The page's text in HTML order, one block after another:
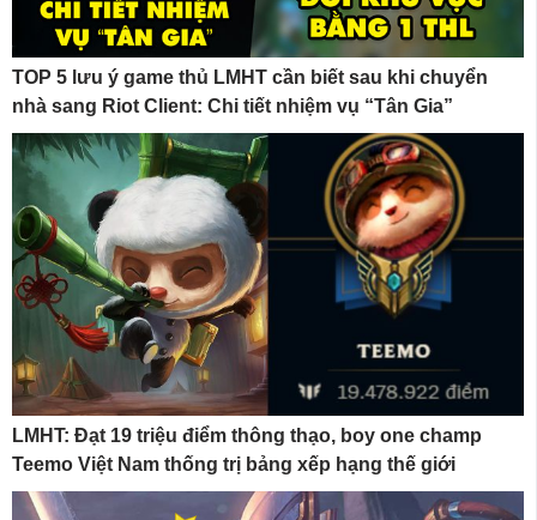
TOP 5 lưu ý game thủ LMHT cần biết sau khi chuyển
nhà sang Riot Client: Chi tiết nhiệm vụ “Tân Gia”
LMHT: Đạt 19 triệu điểm thông thạo, boy one champ
Teemo Việt Nam thống trị bảng xếp hạng thế giới